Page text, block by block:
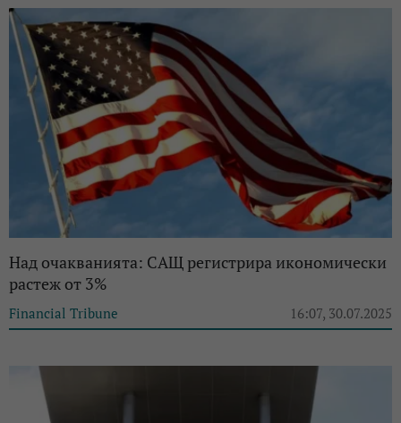
Над очакванията: САЩ регистрира икономически
растеж от 3%
Financial Tribune 16:07, 30.07.2025